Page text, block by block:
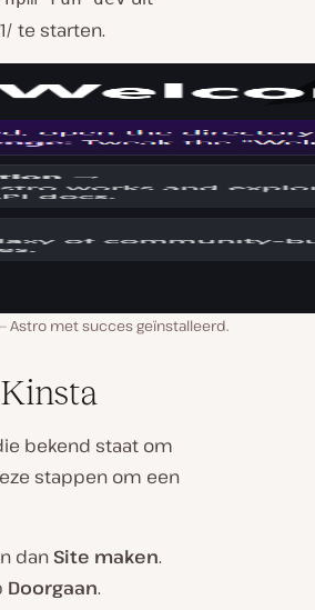
te starten.
Astro met succes geïnstalleerd.
bekend staat om
stappen om een
dan Site maken.
Doorgaan.